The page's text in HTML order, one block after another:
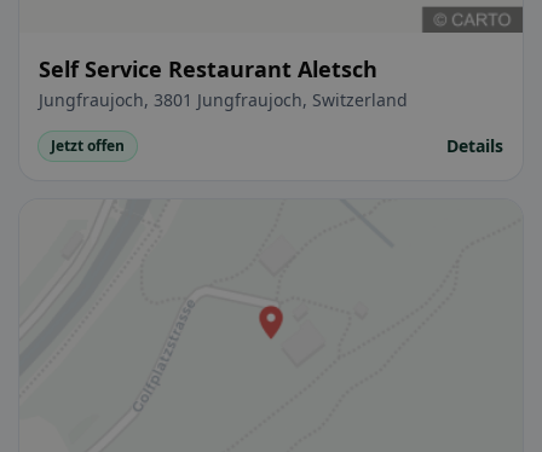
Self Service Restaurant Aletsch
Jungfraujoch, 3801 Jungfraujoch, Switzerland
Jetzt offen Details